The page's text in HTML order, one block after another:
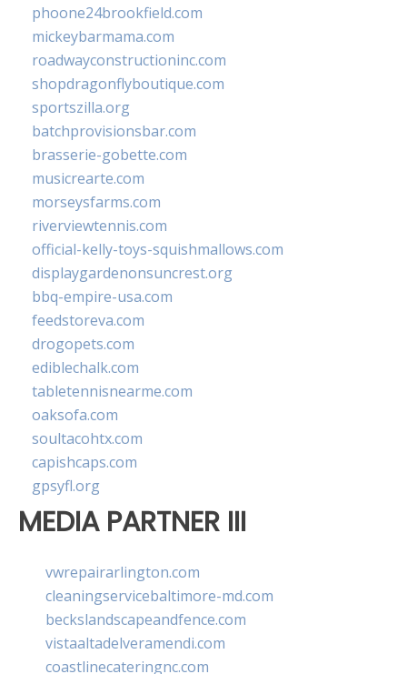
phoone24brookfield.com
mickeybarmama.com
roadwayconstructioninc.com
shopdragonflyboutique.com
sportszilla.org
batchprovisionsbar.com
brasserie-gobette.com
musicrearte.com
morseysfarms.com
riverviewtennis.com
official-kelly-toys-squishmallows.com
displaygardenonsuncrest.org
bbq-empire-usa.com
feedstoreva.com
drogopets.com
ediblechalk.com
tabletennisnearme.com
oaksofa.com
soultacohtx.com
capishcaps.com
gpsyfl.org
MEDIA PARTNER III
vwrepairarlington.com
cleaningservicebaltimore-md.com
beckslandscapeandfence.com
vistaaltadelveramendi.com
coastlinecateringnc.com